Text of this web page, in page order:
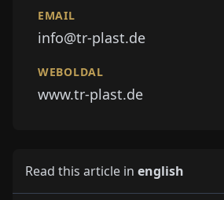
EMAIL
info@tr-plast.de
WEBOLDAL
www.tr-plast.de
Read this article in english